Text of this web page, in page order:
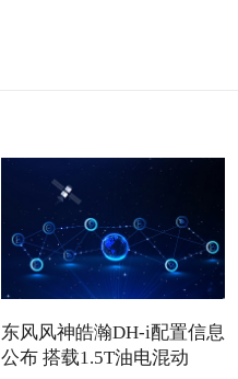
东风风神皓瀚DH-i配置信息
公布 搭载1.5T油电混动